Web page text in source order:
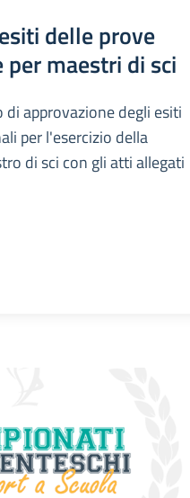
delle prove
maestri di sci
approvazione degli esiti
per l'esercizio della
di sci con gli atti allegati